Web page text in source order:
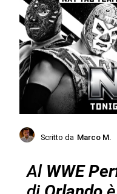
Scritto da Marco M.
Al WWE